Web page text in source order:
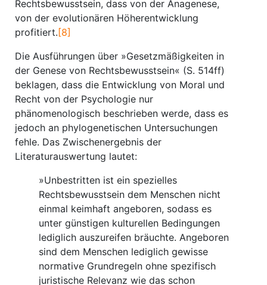
Rechtsbewusstsein, dass von der Anagenese,
von der evolutionären Höherentwicklung
profitiert. [8]
Die Ausführungen über »Gesetzmäßigkeiten in
der Genese von Rechtsbewusstsein« (S. 514ff)
beklagen, dass die Entwicklung von Moral und
Recht von der Psychologie nur
phänomenologisch beschrieben werde, dass es
jedoch an phylogenetischen Untersuchungen
fehle. Das Zwischenergebnis der
Literaturauswertung lautet:
»Unbestritten ist ein spezielles
Rechtsbewusstsein dem Menschen nicht
einmal keimhaft angeboren, sodass es
unter günstigen kulturellen Bedingungen
lediglich auszureifen bräuchte. Angeboren
sind dem Menschen lediglich gewisse
normative Grundregeln ohne spezifisch
juristische Relevanz wie das schon